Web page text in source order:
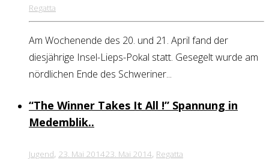
Regatta
Am Wochenende des 20. und 21. April fand der
diesjährige Insel-Lieps-Pokal statt. Gesegelt wurde am
nördlichen Ende des Schweriner...
“The Winner Takes It All !” Spannung in
Medemblik..
Jugend, 23. Mai 201423. Mai 2014, Regatta